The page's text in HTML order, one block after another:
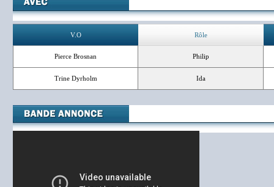
V.O Rôle
Pierce Brosnan Philip
Trine Dyrholm Ida